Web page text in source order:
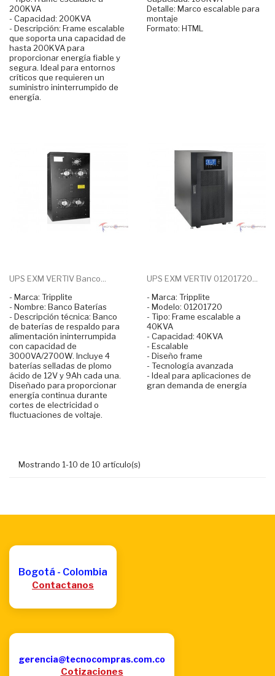
200KVA
- Capacidad: 200KVA
- Descripción: Frame escalable
que soporta una capacidad de
hasta 200KVA para
proporcionar energía fiable y
segura. Ideal para entornos
críticos que requieren un
suministro ininterrumpido de
energía.
Detalle: Marco escalable para
montaje
Formato: HTML
UPS EXM VERTIV Banco...
- Marca: Tripplite
- Nombre: Banco Baterías
- Descripción técnica: Banco
de baterías de respaldo para
alimentación ininterrumpida
con capacidad de
3000VA/2700W. Incluye 4
baterías selladas de plomo
ácido de 12V y 9Ah cada una.
Diseñado para proporcionar
energía continua durante
cortes de electricidad o
fluctuaciones de voltaje.
UPS EXM VERTIV 01201720...
- Marca: Tripplite
- Modelo: 01201720
- Tipo: Frame escalable a
40KVA
- Capacidad: 40KVA
- Escalable
- Diseño frame
- Tecnología avanzada
- Ideal para aplicaciones de
gran demanda de energía
Mostrando 1-10 de 10 artículo(s)
Bogotá - Colombia
Contactanos
gerencia@tecnocompras.com.co
Cotizaciones